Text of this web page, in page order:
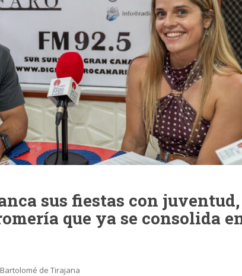
sus fiestas con juventud,
que ya se consolida
de Tirajana